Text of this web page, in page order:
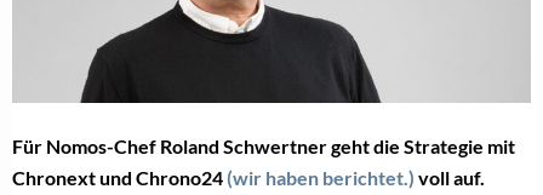
Für Nomos-Chef Roland Schwertner geht die Strategie mit
Chronext und Chrono24 (wir haben berichtet.) voll auf.